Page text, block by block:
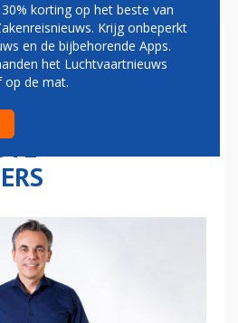
KRIMP NIET
OP
korting op het beste van
Krijg onbeperkt
en de bijbehorende Apps.
het Luchtvaartnieuws
op de mat.